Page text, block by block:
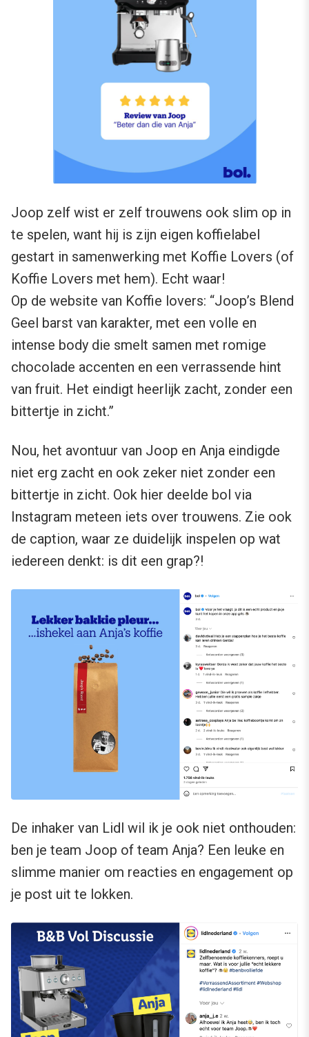
Joop zelf wist er zelf trouwens ook slim op in
te spelen, want hij is zijn eigen koffielabel
gestart in samenwerking met Koffie Lovers (of
Koffie Lovers met hem). Echt waar!
Op de website van Koffie lovers: “Joop’s Blend
Geel barst van karakter, met een volle en
intense body die smelt samen met romige
chocolade accenten en een verrassende hint
van fruit. Het eindigt heerlijk zacht, zonder een
bittertje in zicht.”
Nou, het avontuur van Joop en Anja eindigde
niet erg zacht en ook zeker niet zonder een
bittertje in zicht. Ook hier deelde bol via
Instagram meteen iets over trouwens. Zie ook
de caption, waar ze duidelijk inspelen op wat
iedereen denkt: is dit een grap?!
De inhaker van Lidl wil ik je ook niet onthouden:
ben je team Joop of team Anja? Een leuke en
slimme manier om reacties en engagement op
je post uit te lokken.